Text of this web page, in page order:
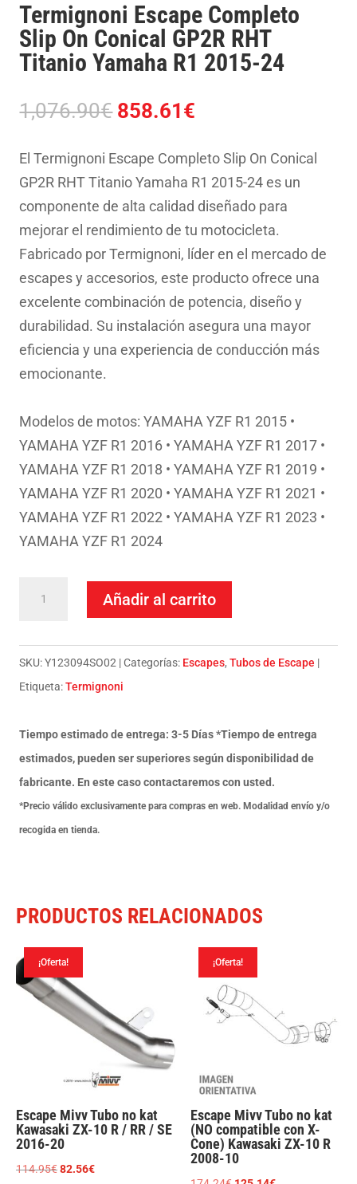
Termignoni Escape Completo
Slip On Conical GP2R RHT
Titanio Yamaha R1 2015-24
1,076.90€ El
original
era:
1,076.90€.
858.61€
actual
es:
858.61€.
El Termignoni Escape Completo Slip On Conical
GP2R RHT Titanio Yamaha R1 2015-24 es un
componente de alta calidad diseñado para
mejorar el rendimiento de tu motocicleta.
Fabricado por Termignoni, líder en el mercado de
escapes y accesorios, este producto ofrece una
excelente combinación de potencia, diseño y
durabilidad. Su instalación asegura una mayor
eficiencia y una experiencia de conducción más
emocionante.
Modelos de motos: YAMAHA YZF R1 2015 •
YAMAHA YZF R1 2016 • YAMAHA YZF R1 2017 •
YAMAHA YZF R1 2018 • YAMAHA YZF R1 2019 •
YAMAHA YZF R1 2020 • YAMAHA YZF R1 2021 •
YAMAHA YZF R1 2022 • YAMAHA YZF R1 2023 •
YAMAHA YZF R1 2024
Slip
On
GP2R
RHT
Titanio
Yamaha
R1
Añadir al carrito
SKU:Y123094SO02 Categorías: Escapes,Tubos de Escape
Etiqueta:Termignoni
Tiempo estimado de entrega: 3-5 Días *Tiempo de entrega
estimados, pueden ser superiores según disponibilidad de
fabricante. En este caso contactaremos con usted.
*Precio válido exclusivamente para compras en web. Modalidad envío y/o
recogida en tienda.
PRODUCTOS RELACIONADOS
¡Oferta!
Escape Mivv Tubo no kat
Kawasaki ZX-10 R / RR / SE
2016-20
114.95€El
82.56€El
¡Oferta!
Escape Mivv Tubo no kat
(NO compatible con X-
Cone) Kawasaki ZX-10 R
2008-10